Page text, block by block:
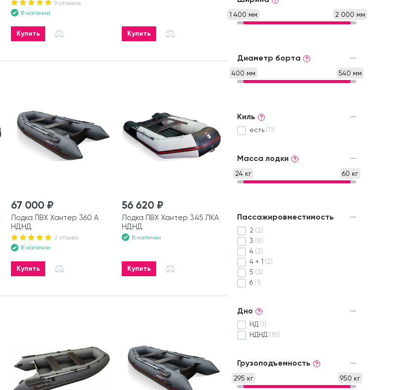
9 отзывов
В наличии
Купить Купить
67 000 ₽
Лодка ПВХ Хантер 360 А
НДНД
2 отзыва
В наличии
Купить
56 620 ₽
Лодка ПВХ Хантер 345 ЛКА
НДНД
В наличии
Купить
1 400 мм 2 000 мм
Диаметр борта ?
400 мм 540 мм
Киль ?
есть (11)
Масса лодки ?
24 кг 60 кг
Пассажировместимость
2 (2)
3 (8)
4 (3)
4 + 1 (2)
5 (3)
6 (1)
Дно ?
НД (1)
НДНД (18)
Грузоподъемность ?
295 кг 950 кг